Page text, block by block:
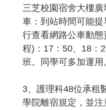
三芝校園宿舍大樓
車：到站時間可能
行查看網路公車動
程)：17：50、18：
班。同學可多加運用
3、護理科48位承租
學院離宿規定，並